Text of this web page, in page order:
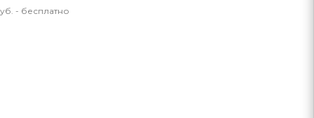
- бесплатно